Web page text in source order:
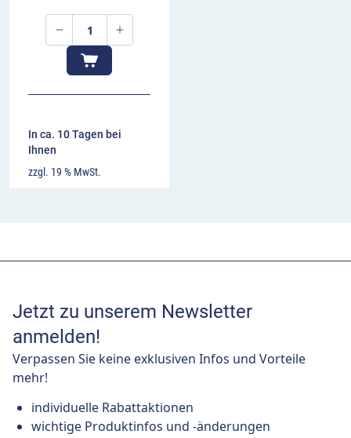
In ca. 10 Tagen bei
Ihnen
zzgl. 19 % MwSt.
Jetzt zu unserem Newsletter
anmelden!
Verpassen Sie keine exklusiven Infos und Vorteile
mehr!
individuelle Rabattaktionen
wichtige Produktinfos und -änderungen